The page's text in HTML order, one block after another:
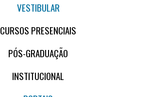
VESTIBULAR
CURSOS PRESENCIAIS
PÓS-GRADUAÇÃO
INSTITUCIONAL